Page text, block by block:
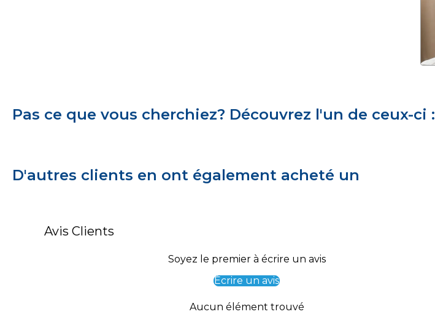
Pas ce que vous cherchiez? Découvrez l'un de ceux-ci :
D'autres clients en ont également acheté un
Avis Clients
Soyez le premier à écrire un avis
Écrire un avis
Aucun élément trouvé